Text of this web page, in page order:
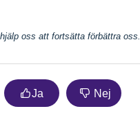
oss att fortsätta förbättra oss.
Ja Nej